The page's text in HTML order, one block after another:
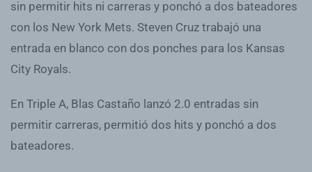
sin permitir hits ni carreras y ponchó a dos bateadores
con los New York Mets. Steven Cruz trabajó una
entrada en blanco con dos ponches para los Kansas
City Royals.
En Triple A, Blas Castaño lanzó 2.0 entradas sin
permitir carreras, permitió dos hits y ponchó a dos
bateadores.